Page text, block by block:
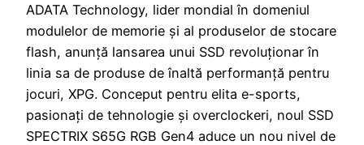
ADATA Technology, lider mondial în domeniul
modulelor de memorie și al produselor de stocare
flash, anunță lansarea unui SSD revoluționar în
linia sa de produse de înaltă performanță pentru
jocuri, XPG. Conceput pentru elita e-sports,
pasionați de tehnologie și overclockeri, noul SSD
SPECTRIX S65G RGB Gen4 aduce un nou nivel de